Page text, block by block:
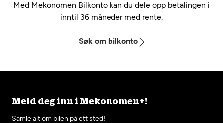
Med Mekonomen Bilkonto kan du dele opp betalingen i
inntil 36 måneder med rente.
Søk om bilkonto
Meld deg inn i Mekonomen+!
Samle alt om bilen på ett sted!